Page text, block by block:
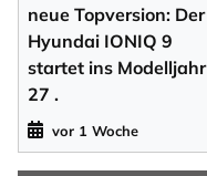
neue Topversion: Der
Hyundai IONIQ 9
startet ins Modelljahr
27 .
vor 1 Woche